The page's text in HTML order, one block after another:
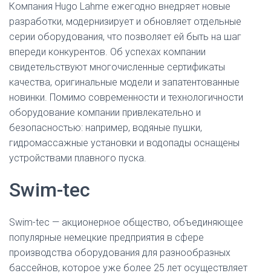
Компания Hugo Lahme ежегодно внедряет новые
разработки, модернизирует и обновляет отдельные
серии оборудования, что позволяет ей быть на шаг
впереди конкурентов. Об успехах компании
свидетельствуют многочисленные сертификаты
качества, оригинальные модели и запатентованные
новинки. Помимо современности и технологичности
оборудование компании привлекательно и
безопасностью: например, водяные пушки,
гидромассажные установки и водопады оснащены
устройствами плавного пуска.
Swim-tec
Swim-tec — акционерное общество, объединяющее
популярные немецкие предприятия в сфере
производства оборудования для разнообразных
бассейнов, которое уже более 25 лет осуществляет